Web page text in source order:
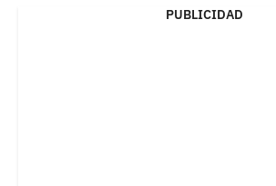
PUBLICIDAD